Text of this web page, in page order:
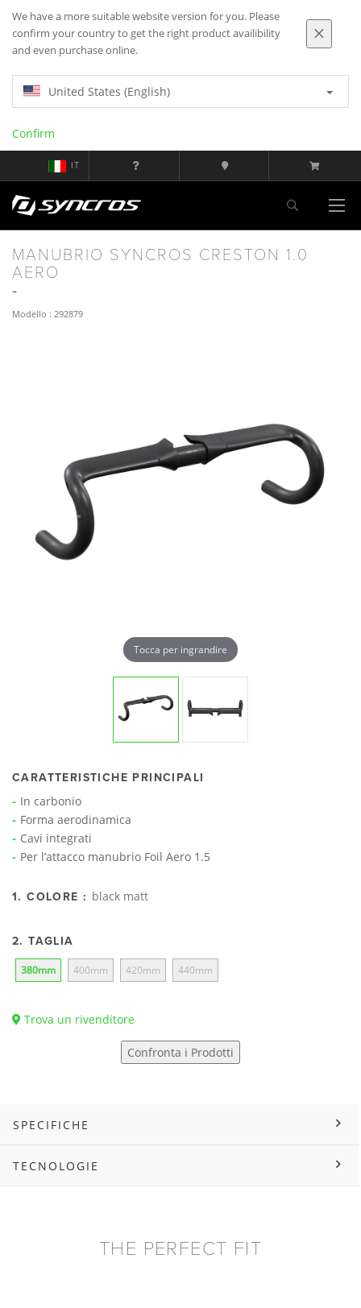
We have a more suitable website version for you. Please
confirm your country to get the right product availibility
and even purchase online.
United States (English)
Confirm
IT
MANUBRIO SYNCROS CRESTON 1.0
AERO
Modello : 292879
Tocca per ingrandire
CARATTERISTICHE PRINCIPALI
In carbonio
Forma aerodinamica
Cavi integrati
Per l’attacco manubrio Foil Aero 1.5
1. COLORE : black matt
2. TAGLIA
380mm 400mm 420mm 440mm
Trova un rivenditore
Confronta i Prodotti
SPECIFICHE
TECNOLOGIE
THE PERFECT FIT